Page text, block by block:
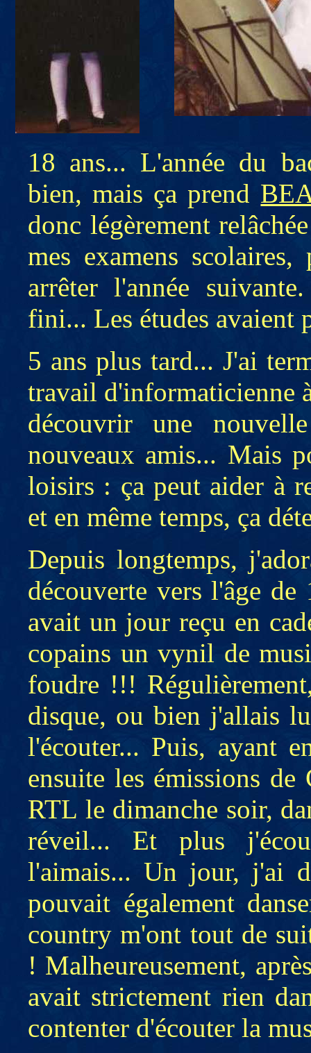
18 ans... L'année du
bien, mais ça prend
donc légèrement
mes examens
arrêter l'année
fini... Les études avaient
5 ans plus tard... J'ai
travail d'informaticienne
découvrir une
nouveaux amis... Mais
loisirs : ça peut aider à
et en même temps, ça
Depuis longtemps,
découverte vers l'âge de
avait un jour reçu en
copains un vynil de
foudre !!!
disque, ou bien j'allais
l'écouter... Puis, ayant
ensuite les émissions
RTL le dimanche soir,
réveil... Et plus
l'aimais... Un jour, j'ai
pouvait également
country m'ont tout de
! Malheureusement,
avait strictement rien
contenter d'écouter la